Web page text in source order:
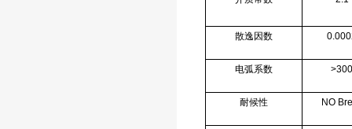
散逸因数
电弧系数 >300
耐候性 NO